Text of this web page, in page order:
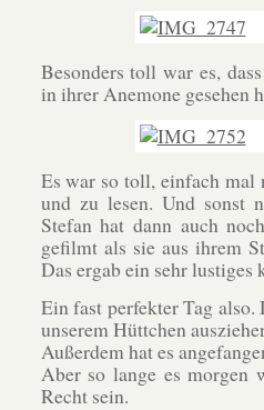
Besonders toll war es,
in ihrer Anemone gesehen
Es war so toll, einfach mal
und zu lesen. Und sonst
Stefan hat dann auch
gefilmt als sie aus ihrem
Das ergab ein sehr lustiges
Ein fast perfekter Tag
unserem Hüttchen
Außerdem hat es
Aber so lange es morgen
Recht sein.